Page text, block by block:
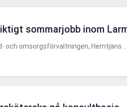
sommarjobb inom
och omsorgsförvaltningen, Hemtjäns ..